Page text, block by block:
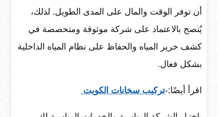
أن توفر الوقت والمال على المدى الطويل. لذلك،
يُنصح بالاعتماد على شركة موثوقة ومتخصصة في
كشف خرير المياه والحفاظ على نظام المياه الداخلية
بشكل فعال.
اقرأ أيضًا:-تركيب سخانات الكويت